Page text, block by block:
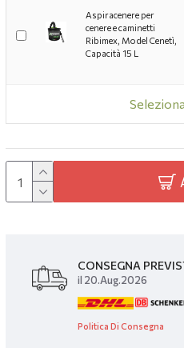
Aspiracenere per
cenere e caminetti
Ribimex, Model Cenetì,
Capacità 15 L
CONSEGNA
il 20.Aug.2026
Politica Di Consegna